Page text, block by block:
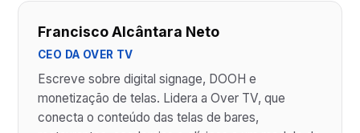
Francisco Alcântara Neto
CEO DA OVER TV
Escreve sobre digital signage, DOOH e
monetização de telas. Lidera a Over TV, que
conecta o conteúdo das telas de bares,